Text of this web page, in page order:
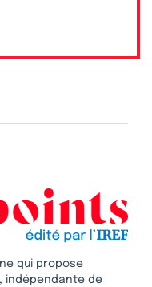
qui propose
indépendante de